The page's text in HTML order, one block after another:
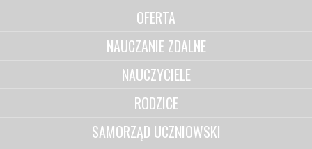
OFERTA
NAUCZANIE ZDALNE
NAUCZYCIELE
RODZICE
SAMORZĄD UCZNIOWSKI